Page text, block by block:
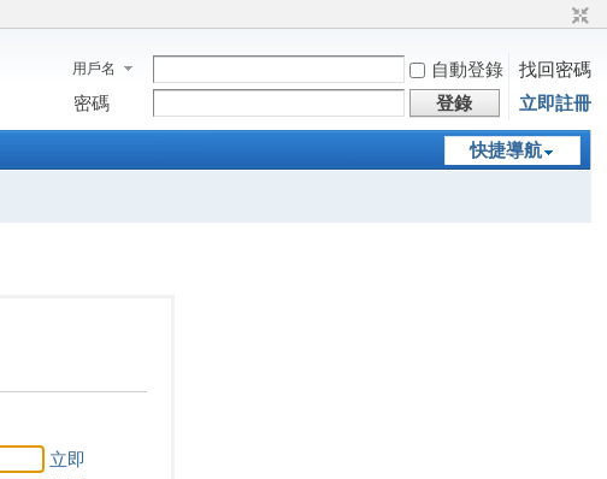
用戶名 自動登錄
找回密碼
密碼
登錄 立即註冊
快捷導航
立即